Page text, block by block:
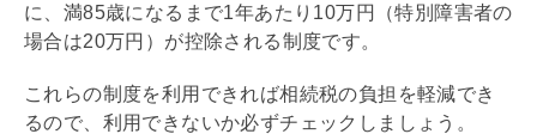
に、満85歳になるまで1年あたり10万円（特別障害者の
場合は20万円）が控除される制度です。
これらの制度を利用できれば相続税の負担を軽減でき
るので、利用できないか必ずチェックしましょう。